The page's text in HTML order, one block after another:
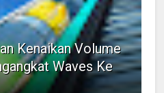
Kenaikan Volume
Waves Ke